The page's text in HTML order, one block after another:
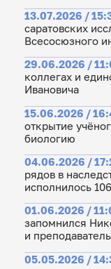
13.07.2026 /
саратовских
Всесосюзного
29.06.2026 /
коллегах и
Ивановича
15.06.2026 /
открытие
биологию
04.06.2026 /
рядов в
исполнилось
01.06.2026 /
запомнился
и преподаватель
05.05.2026 /